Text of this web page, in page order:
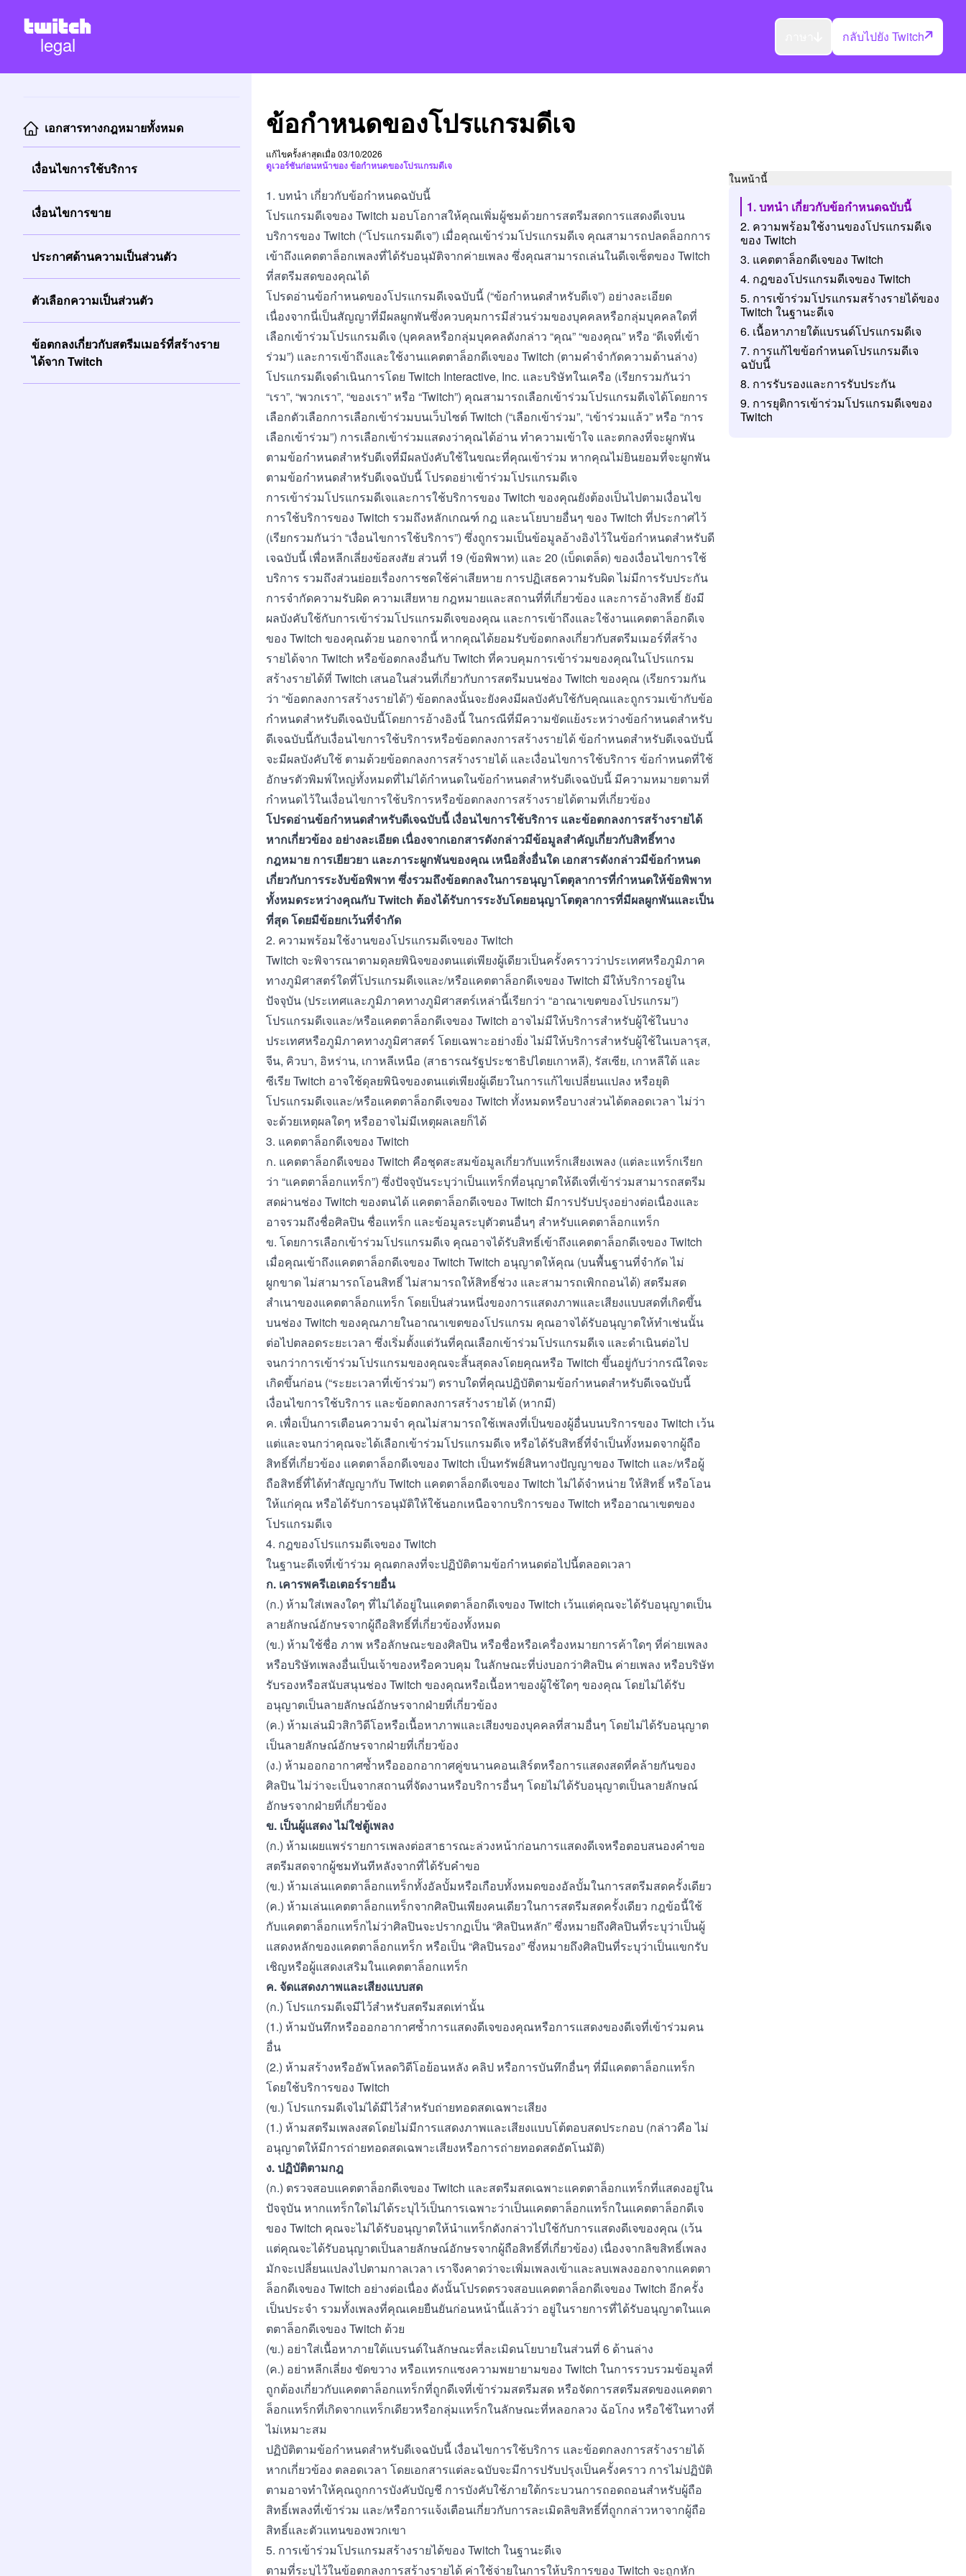
legal กลับไปยัง Twitch
เอกสารทางกฎหมายทั้งหมด
เงื่อนไขการใช้บริการ
เงื่อนไขการขาย
ประกาศด้านความเป็นส่วนตัว
ตัวเลือกความเป็นส่วนตัว
ข้อตกลงเกี่ยวกับสตรีมเมอร์ที่สร้างราย
ได้จาก Twitch
ข้อกำหนดของโปรแกรมดีเจ
ในหน้านี้
1. บทนำ เกี่ยวกับข้อกำหนดฉบับนี้
2. ความพร้อมใช้งานของโปรแกรมดีเจ
ของ Twitch
3. แคตตาล็อกดีเจของ Twitch
4. กฎของโปรแกรมดีเจของ Twitch
5. การเข้าร่วมโปรแกรมสร้างรายได้ของ
Twitch ในฐานะดีเจ
6. เนื้อหาภายใต้แบรนด์โปรแกรมดีเจ
7. การแก้ไขข้อกำหนดโปรแกรมดีเจ
ฉบับนี้
8. การรับรองและการรับประกัน
9. การยุติการเข้าร่วมโปรแกรมดีเจของ
Twitch
แก้ไขครั้งล่าสุดเมื่อ 03/10/2026
ดูเวอร์ชันก่อนหน้าของ ข้อกำหนดของโปรแกรมดีเจ
1. บทนำ เกี่ยวกับข้อกำหนดฉบับนี้
โปรแกรมดีเจของ Twitch มอบโอกาสให้คุณเพิ่มผู้ชมด้วยการสตรีมสดการแสดงดีเจบน
บริการของ Twitch (“โปรแกรมดีเจ”) เมื่อคุณเข้าร่วมโปรแกรมดีเจ คุณสามารถปลดล็อกการ
เข้าถึงแคตตาล็อกเพลงที่ได้รับอนุมัติจากค่ายเพลง ซึ่งคุณสามารถเล่นในดีเจเซ็ตของ Twitch
ที่สตรีมสดของคุณได้
โปรดอ่านข้อกำหนดของโปรแกรมดีเจฉบับนี้ (“ข้อกำหนดสำหรับดีเจ”) อย่างละเอียด
เนื่องจากนี่เป็นสัญญาที่มีผลผูกพันซึ่งควบคุมการมีส่วนร่วมของบุคคลหรือกลุ่มบุคคลใดที่
เลือกเข้าร่วมโปรแกรมดีเจ (บุคคลหรือกลุ่มบุคคลดังกล่าว “คุณ” “ของคุณ” หรือ “ดีเจที่เข้า
ร่วม”) และการเข้าถึงและใช้งานแคตตาล็อกดีเจของ Twitch (ตามคำจำกัดความด้านล่าง)
โปรแกรมดีเจดำเนินการโดย Twitch Interactive, Inc. และบริษัทในเครือ (เรียกรวมกันว่า
“เรา”, “พวกเรา”, “ของเรา” หรือ “Twitch”) คุณสามารถเลือกเข้าร่วมโปรแกรมดีเจได้โดยการ
เลือกตัวเลือกการเลือกเข้าร่วมบนเว็บไซต์ Twitch (“เลือกเข้าร่วม”, “เข้าร่วมแล้ว” หรือ “การ
เลือกเข้าร่วม”) การเลือกเข้าร่วมแสดงว่าคุณได้อ่าน ทำความเข้าใจ และตกลงที่จะผูกพัน
ตามข้อกำหนดสำหรับดีเจที่มีผลบังคับใช้ในขณะที่คุณเข้าร่วม หากคุณไม่ยินยอมที่จะผูกพัน
ตามข้อกำหนดสำหรับดีเจฉบับนี้ โปรดอย่าเข้าร่วมโปรแกรมดีเจ
การเข้าร่วมโปรแกรมดีเจและการใช้บริการของ Twitch ของคุณยังต้องเป็นไปตามเงื่อนไข
การใช้บริการของ Twitch รวมถึงหลักเกณฑ์ กฎ และนโยบายอื่นๆ ของ Twitch ที่ประกาศไว้
(เรียกรวมกันว่า “เงื่อนไขการใช้บริการ”) ซึ่งถูกรวมเป็นข้อมูลอ้างอิงไว้ในข้อกำหนดสำหรับดี
เจฉบับนี้ เพื่อหลีกเลี่ยงข้อสงสัย ส่วนที่ 19 (ข้อพิพาท) และ 20 (เบ็ดเตล็ด) ของเงื่อนไขการใช้
บริการ รวมถึงส่วนย่อยเรื่องการชดใช้ค่าเสียหาย การปฏิเสธความรับผิด ไม่มีการรับประกัน
การจำกัดความรับผิด ความเสียหาย กฎหมายและสถานที่ที่เกี่ยวข้อง และการอ้างสิทธิ์ ยังมี
ผลบังคับใช้กับการเข้าร่วมโปรแกรมดีเจของคุณ และการเข้าถึงและใช้งานแคตตาล็อกดีเจ
ของ Twitch ของคุณด้วย นอกจากนี้ หากคุณได้ยอมรับข้อตกลงเกี่ยวกับสตรีมเมอร์ที่สร้าง
รายได้จาก Twitch หรือข้อตกลงอื่นกับ Twitch ที่ควบคุมการเข้าร่วมของคุณในโปรแกรม
สร้างรายได้ที่ Twitch เสนอในส่วนที่เกี่ยวกับการสตรีมบนช่อง Twitch ของคุณ (เรียกรวมกัน
ว่า “ข้อตกลงการสร้างรายได้”) ข้อตกลงนั้นจะยังคงมีผลบังคับใช้กับคุณและถูกรวมเข้ากับข้อ
กำหนดสำหรับดีเจฉบับนี้โดยการอ้างอิงนี้ ในกรณีที่มีความขัดแย้งระหว่างข้อกำหนดสำหรับ
ดีเจฉบับนี้กับเงื่อนไขการใช้บริการหรือข้อตกลงการสร้างรายได้ ข้อกำหนดสำหรับดีเจฉบับนี้
จะมีผลบังคับใช้ ตามด้วยข้อตกลงการสร้างรายได้ และเงื่อนไขการใช้บริการ ข้อกำหนดที่ใช้
อักษรตัวพิมพ์ใหญ่ทั้งหมดที่ไม่ได้กำหนดในข้อกำหนดสำหรับดีเจฉบับนี้ มีความหมายตามที่
กำหนดไว้ในเงื่อนไขการใช้บริการหรือข้อตกลงการสร้างรายได้ตามที่เกี่ยวข้อง
โปรดอ่านข้อกำหนดสำหรับดีเจฉบับนี้ เงื่อนไขการใช้บริการ และข้อตกลงการสร้างรายได้
หากเกี่ยวข้อง อย่างละเอียด เนื่องจากเอกสารดังกล่าวมีข้อมูลสำคัญเกี่ยวกับสิทธิ์ทาง
กฎหมาย การเยียวยา และภาระผูกพันของคุณ เหนือสิ่งอื่นใด เอกสารดังกล่าวมีข้อกำหนด
เกี่ยวกับการระงับข้อพิพาท ซึ่งรวมถึงข้อตกลงในการอนุญาโตตุลาการที่กำหนดให้ข้อพิพาท
ทั้งหมดระหว่างคุณกับ Twitch ต้องได้รับการระงับโดยอนุญาโตตุลาการที่มีผลผูกพันและเป็น
ที่สุด โดยมีข้อยกเว้นที่จำกัด
2. ความพร้อมใช้งานของโปรแกรมดีเจของ Twitch
Twitch จะพิจารณาตามดุลยพินิจของตนแต่เพียงผู้เดียวเป็นครั้งคราวว่าประเทศหรือภูมิภาค
ทางภูมิศาสตร์ใดที่โปรแกรมดีเจและ/หรือแคตตาล็อกดีเจของ Twitch มีให้บริการอยู่ใน
ปัจจุบัน (ประเทศและภูมิภาคทางภูมิศาสตร์เหล่านี้เรียกว่า “อาณาเขตของโปรแกรม”)
โปรแกรมดีเจและ/หรือแคตตาล็อกดีเจของ Twitch อาจไม่มีให้บริการสำหรับผู้ใช้ในบาง
ประเทศหรือภูมิภาคทางภูมิศาสตร์ โดยเฉพาะอย่างยิ่ง ไม่มีให้บริการสำหรับผู้ใช้ในเบลารุส,
จีน, คิวบา, อิหร่าน, เกาหลีเหนือ (สาธารณรัฐประชาธิปไตยเกาหลี), รัสเซีย, เกาหลีใต้ และ
ซีเรีย Twitch อาจใช้ดุลยพินิจของตนแต่เพียงผู้เดียวในการแก้ไขเปลี่ยนแปลง หรือยุติ
โปรแกรมดีเจและ/หรือแคตตาล็อกดีเจของ Twitch ทั้งหมดหรือบางส่วนได้ตลอดเวลา ไม่ว่า
จะด้วยเหตุผลใดๆ หรืออาจไม่มีเหตุผลเลยก็ได้
3. แคตตาล็อกดีเจของ Twitch
ก. แคตตาล็อกดีเจของ Twitch คือชุดสะสมข้อมูลเกี่ยวกับแทร็กเสียงเพลง (แต่ละแทร็กเรียก
ว่า “แคตตาล็อกแทร็ก”) ซึ่งปัจจุบันระบุว่าเป็นแทร็กที่อนุญาตให้ดีเจที่เข้าร่วมสามารถสตรีม
สดผ่านช่อง Twitch ของตนได้ แคตตาล็อกดีเจของ Twitch มีการปรับปรุงอย่างต่อเนื่องและ
อาจรวมถึงชื่อศิลปิน ชื่อแทร็ก และข้อมูลระบุตัวตนอื่นๆ สำหรับแคตตาล็อกแทร็ก
ข. โดยการเลือกเข้าร่วมโปรแกรมดีเจ คุณอาจได้รับสิทธิ์เข้าถึงแคตตาล็อกดีเจของ Twitch
เมื่อคุณเข้าถึงแคตตาล็อกดีเจของ Twitch Twitch อนุญาตให้คุณ (บนพื้นฐานที่จำกัด ไม่
ผูกขาด ไม่สามารถโอนสิทธิ์ ไม่สามารถให้สิทธิ์ช่วง และสามารถเพิกถอนได้) สตรีมสด
สำเนาของแคตตาล็อกแทร็ก โดยเป็นส่วนหนึ่งของการแสดงภาพและเสียงแบบสดที่เกิดขึ้น
บนช่อง Twitch ของคุณภายในอาณาเขตของโปรแกรม คุณอาจได้รับอนุญาตให้ทำเช่นนั้น
ต่อไปตลอดระยะเวลา ซึ่งเริ่มตั้งแต่วันที่คุณเลือกเข้าร่วมโปรแกรมดีเจ และดำเนินต่อไป
จนกว่าการเข้าร่วมโปรแกรมของคุณจะสิ้นสุดลงโดยคุณหรือ Twitch ขึ้นอยู่กับว่ากรณีใดจะ
เกิดขึ้นก่อน (“ระยะเวลาที่เข้าร่วม”) ตราบใดที่คุณปฏิบัติตามข้อกำหนดสำหรับดีเจฉบับนี้
เงื่อนไขการใช้บริการ และข้อตกลงการสร้างรายได้ (หากมี)
ค. เพื่อเป็นการเตือนความจำ คุณไม่สามารถใช้เพลงที่เป็นของผู้อื่นบนบริการของ Twitch เว้น
แต่และจนกว่าคุณจะได้เลือกเข้าร่วมโปรแกรมดีเจ หรือได้รับสิทธิ์ที่จำเป็นทั้งหมดจากผู้ถือ
สิทธิ์ที่เกี่ยวข้อง แคตตาล็อกดีเจของ Twitch เป็นทรัพย์สินทางปัญญาของ Twitch และ/หรือผู้
ถือสิทธิ์ที่ได้ทำสัญญากับ Twitch แคตตาล็อกดีเจของ Twitch ไม่ได้จำหน่าย ให้สิทธิ์ หรือโอน
ให้แก่คุณ หรือได้รับการอนุมัติให้ใช้นอกเหนือจากบริการของ Twitch หรืออาณาเขตของ
โปรแกรมดีเจ
4. กฎของโปรแกรมดีเจของ Twitch
ในฐานะดีเจที่เข้าร่วม คุณตกลงที่จะปฏิบัติตามข้อกำหนดต่อไปนี้ตลอดเวลา
ก. เคารพครีเอเตอร์รายอื่น
(ก.) ห้ามใส่เพลงใดๆ ที่ไม่ได้อยู่ในแคตตาล็อกดีเจของ Twitch เว้นแต่คุณจะได้รับอนุญาตเป็น
ลายลักษณ์อักษรจากผู้ถือสิทธิ์ที่เกี่ยวข้องทั้งหมด
(ข.) ห้ามใช้ชื่อ ภาพ หรือลักษณะของศิลปิน หรือชื่อหรือเครื่องหมายการค้าใดๆ ที่ค่ายเพลง
หรือบริษัทเพลงอื่นเป็นเจ้าของหรือควบคุม ในลักษณะที่บ่งบอกว่าศิลปิน ค่ายเพลง หรือบริษัท
รับรองหรือสนับสนุนช่อง Twitch ของคุณหรือเนื้อหาของผู้ใช้ใดๆ ของคุณ โดยไม่ได้รับ
อนุญาตเป็นลายลักษณ์อักษรจากฝ่ายที่เกี่ยวข้อง
(ค.) ห้ามเล่นมิวสิกวิดีโอหรือเนื้อหาภาพและเสียงของบุคคลที่สามอื่นๆ โดยไม่ได้รับอนุญาต
เป็นลายลักษณ์อักษรจากฝ่ายที่เกี่ยวข้อง
(ง.) ห้ามออกอากาศซ้ำหรือออกอากาศคู่ขนานคอนเสิร์ตหรือการแสดงสดที่คล้ายกันของ
ศิลปิน ไม่ว่าจะเป็นจากสถานที่จัดงานหรือบริการอื่นๆ โดยไม่ได้รับอนุญาตเป็นลายลักษณ์
อักษรจากฝ่ายที่เกี่ยวข้อง
ข. เป็นผู้แสดง ไม่ใช่ตู้เพลง
(ก.) ห้ามเผยแพร่รายการเพลงต่อสาธารณะล่วงหน้าก่อนการแสดงดีเจหรือตอบสนองคำขอ
สตรีมสดจากผู้ชมทันทีหลังจากที่ได้รับคำขอ
(ข.) ห้ามเล่นแคตตาล็อกแทร็กทั้งอัลบั้มหรือเกือบทั้งหมดของอัลบั้มในการสตรีมสดครั้งเดียว
(ค.) ห้ามเล่นแคตตาล็อกแทร็กจากศิลปินเพียงคนเดียวในการสตรีมสดครั้งเดียว กฎข้อนี้ใช้
กับแคตตาล็อกแทร็กไม่ว่าศิลปินจะปรากฏเป็น “ศิลปินหลัก” ซึ่งหมายถึงศิลปินที่ระบุว่าเป็นผู้
แสดงหลักของแคตตาล็อกแทร็ก หรือเป็น “ศิลปินรอง” ซึ่งหมายถึงศิลปินที่ระบุว่าเป็นแขกรับ
เชิญหรือผู้แสดงเสริมในแคตตาล็อกแทร็ก
ค. จัดแสดงภาพและเสียงแบบสด
(ก.) โปรแกรมดีเจมีไว้สำหรับสตรีมสดเท่านั้น
(1.) ห้ามบันทึกหรือออกอากาศซ้ำการแสดงดีเจของคุณหรือการแสดงของดีเจที่เข้าร่วมคน
อื่น
(2.) ห้ามสร้างหรืออัพโหลดวิดีโอย้อนหลัง คลิป หรือการบันทึกอื่นๆ ที่มีแคตตาล็อกแทร็ก
โดยใช้บริการของ Twitch
(ข.) โปรแกรมดีเจไม่ได้มีไว้สำหรับถ่ายทอดสดเฉพาะเสียง
(1.) ห้ามสตรีมเพลงสดโดยไม่มีการแสดงภาพและเสียงแบบโต้ตอบสดประกอบ (กล่าวคือ ไม่
อนุญาตให้มีการถ่ายทอดสดเฉพาะเสียงหรือการถ่ายทอดสดอัตโนมัติ)
ง. ปฏิบัติตามกฎ
(ก.) ตรวจสอบแคตตาล็อกดีเจของ Twitch และสตรีมสดเฉพาะแคตตาล็อกแทร็กที่แสดงอยู่ใน
ปัจจุบัน หากแทร็กใดไม่ได้ระบุไว้เป็นการเฉพาะว่าเป็นแคตตาล็อกแทร็กในแคตตาล็อกดีเจ
ของ Twitch คุณจะไม่ได้รับอนุญาตให้นำแทร็กดังกล่าวไปใช้กับการแสดงดีเจของคุณ (เว้น
แต่คุณจะได้รับอนุญาตเป็นลายลักษณ์อักษรจากผู้ถือสิทธิ์ที่เกี่ยวข้อง) เนื่องจากลิขสิทธิ์เพลง
มักจะเปลี่ยนแปลงไปตามกาลเวลา เราจึงคาดว่าจะเพิ่มเพลงเข้าและลบเพลงออกจากแคตตา
ล็อกดีเจของ Twitch อย่างต่อเนื่อง ดังนั้นโปรดตรวจสอบแคตตาล็อกดีเจของ Twitch อีกครั้ง
เป็นประจำ รวมทั้งเพลงที่คุณเคยยืนยันก่อนหน้านี้แล้วว่า อยู่ในรายการที่ได้รับอนุญาตในแค
ตตาล็อกดีเจของ Twitch ด้วย
(ข.) อย่าใส่เนื้อหาภายใต้แบรนด์ในลักษณะที่ละเมิดนโยบายในส่วนที่ 6 ด้านล่าง
(ค.) อย่าหลีกเลี่ยง ขัดขวาง หรือแทรกแซงความพยายามของ Twitch ในการรวบรวมข้อมูลที่
ถูกต้องเกี่ยวกับแคตตาล็อกแทร็กที่ถูกดีเจที่เข้าร่วมสตรีมสด หรือจัดการสตรีมสดของแคตตา
ล็อกแทร็กที่เกิดจากแทร็กเดียวหรือกลุ่มแทร็กในลักษณะที่หลอกลวง ฉ้อโกง หรือใช้ในทางที่
ไม่เหมาะสม
ปฏิบัติตามข้อกำหนดสำหรับดีเจฉบับนี้ เงื่อนไขการใช้บริการ และข้อตกลงการสร้างรายได้
หากเกี่ยวข้อง ตลอดเวลา โดยเอกสารแต่ละฉบับจะมีการปรับปรุงเป็นครั้งคราว การไม่ปฏิบัติ
ตามอาจทำให้คุณถูกการบังคับบัญชี การบังคับใช้ภายใต้กระบวนการถอดถอนสำหรับผู้ถือ
สิทธิ์เพลงที่เข้าร่วม และ/หรือการแจ้งเตือนเกี่ยวกับการละเมิดลิขสิทธิ์ที่ถูกกล่าวหาจากผู้ถือ
สิทธิ์และตัวแทนของพวกเขา
5. การเข้าร่วมโปรแกรมสร้างรายได้ของ Twitch ในฐานะดีเจ
ตามที่ระบุไว้ในข้อตกลงการสร้างรายได้ ค่าใช้จ่ายในการให้บริการของ Twitch จะถูกหัก